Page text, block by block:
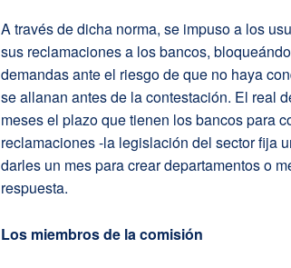
A través de dicha norma, se impuso a los
sus reclamaciones a los bancos,
demandas ante el riesgo de que no haya
se allanan antes de la contestación. El real
meses el plazo que tienen los bancos para
reclamaciones -la legislación del sector fija
darles un mes para crear departamentos o
respuesta.
Los miembros de la comisión